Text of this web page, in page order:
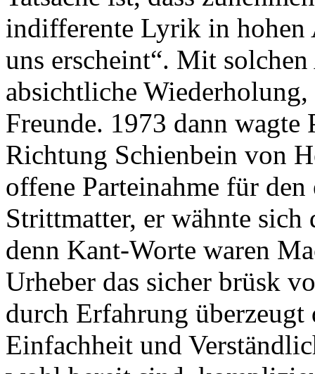
indifferente Lyrik in hohen
uns erscheint“. Mit
absichtliche
Freunde. 1973 dann
Richtung Schienbein von
offene Parteinahme für
Strittmatter, er wähnte
denn Kant-Worte waren
Urheber das sicher brüsk
durch Erfahrung überzeugt
Einfachheit und